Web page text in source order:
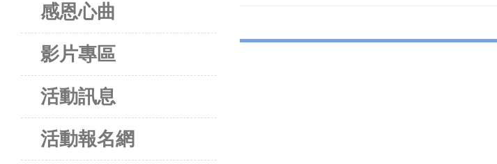
感恩心曲
影片專區
活動訊息
活動報名網